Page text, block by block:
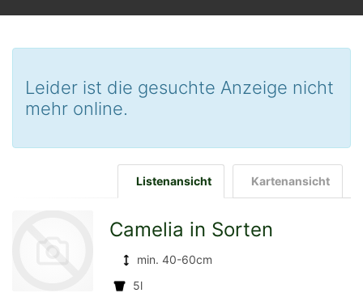
Leider ist die gesuchte Anzeige nicht
mehr online.
Kartenansicht
Listenansicht
Camelia in Sorten
min. 40-60cm
5l